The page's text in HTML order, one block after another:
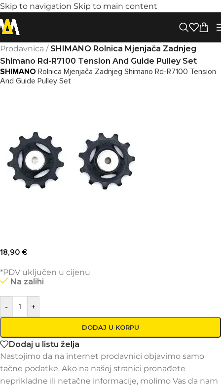
Skip to navigation Skip to main content
Prodavnica / SHIMANO Rolnica Mjenjača Zadnjeg
Shimano Rd-R7100 Tension And Guide Pulley Set
SHIMANO Rolnica Mjenjača Zadnjeg Shimano Rd-R7100 Tension
And Guide Pulley Set
18,90 €
*PDV uključen u cijenu
Na zalihi
- +
DODAJ U KORPU
Dodaj u listu želja
Nastojimo da na internet prodavnici objavimo samo
tačne podatke. Ako na našoj stranici pronađete
neprikladne ili netačne informacije, molimo Vas da nam